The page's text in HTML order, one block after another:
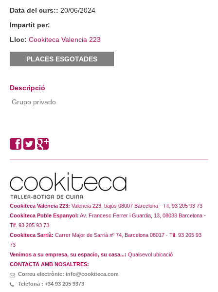
Data del curs:: 20/06/2024
Impartit per:
Lloc: Cookiteca Valencia 223
PLACES ESGOTADES
Descripció
Grupo privado
Cookiteca Valencia 223: Valencia 223, bajos 08007 Barcelona - Tlf. 93 205 93 73
Cookiteca Poble Espanyol: Av. Francesc Ferrer i Guardia, 13, 08038 Barcelona -
Tlf. 93 205 93 73
Cookiteca Sarrià: Carrer Major de Sarrià nº 74, Barcelona 08017 - Tlf. 93 205 93
73
Venimos a su empresa, su espacio, su casa...: Qualsevol ubicació
CONTACTA AMB NOSALTRES:
Correu electrònic: info@cookiteca.com
Telefona : +34 93 205 9373